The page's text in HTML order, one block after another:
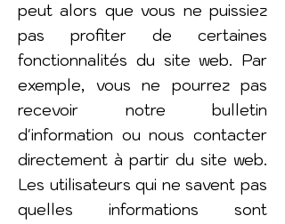
peut alors que vous ne puissiez
pas profiter de certaines
fonctionnalités du site web. Par
exemple, vous ne pourrez pas
recevoir notre bulletin
d'information ou nous contacter
directement à partir du site web.
Les utilisateurs qui ne savent pas
quelles informations sont